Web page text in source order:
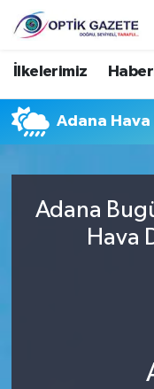
İlkelerimiz
Adana Hava
Adana
Hava
Nöbetçi
Hava Durumu
Trafik Durumu
Süper Lig